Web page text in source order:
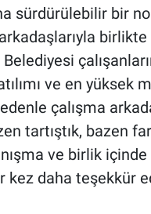
sürdürülebilir bir
ve en
çalışma
tartıştık, bazen
ve birlik
kez daha teşekkür